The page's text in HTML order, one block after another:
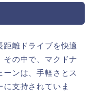
離ドライブを快適
その中で、マクドナ
ーンは、手軽さとス
に支持されていま